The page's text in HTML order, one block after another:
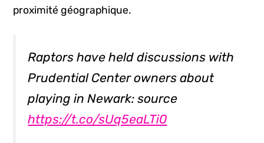
proximité géographique.
Raptors have held discussions with
Prudential Center owners about
playing in Newark: source
https://t.co/sUq5eaLTi0